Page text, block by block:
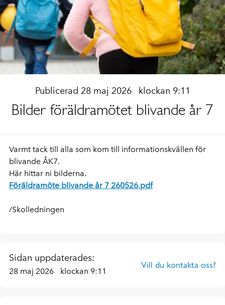
Publicerad 28 maj 2026 klockan 9:11
Bilder föräldramötet blivande år 7
Varmt tack till alla som kom till informationskvällen för
blivande ÅK7.
Här hittar ni bilderna.
Föräldramöte blivande år 7 260526.pdf
/Skolledningen
Sidan uppdaterades:
28 maj 2026 klockan 9:11
Vill du kontakta oss?